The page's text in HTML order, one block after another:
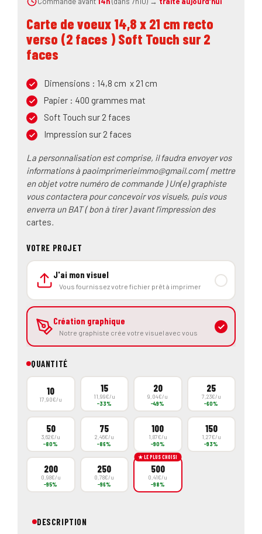
Carte de voeux 14,8 x 21 cm recto
verso (2 faces ) Soft Touch sur 2
faces
Dimensions : 14,8 cm x 21 cm
Papier : 400 grammes mat
Soft Touch sur 2 faces
Impression sur 2 faces
La personnalisation est comprise, il faudra envoyer vos
informations à paoimprimerieimmo@gmail.com ( mettre
en objet votre numéro de commande ) Un(e) graphiste
vous contactera pour concevoir vos visuels, puis vous
enverra un BAT ( bon à tirer ) avant l’impression des
cartes.
QUANTITÉ
10
17,90€/u
15
11,99€/u
−33%
20
9,04€/u
−49%
25
7,23€/u
−60%
50
3,62€/u
−80%
75
2,46€/u
−86%
100
1,87€/u
−90%
150
1,27€/u
−93%
200
0,98€/u
−95%
250
0,78€/u
−96%
★ LE PLUS CHOISI
500
0,41€/u
−98%
DESCRIPTION